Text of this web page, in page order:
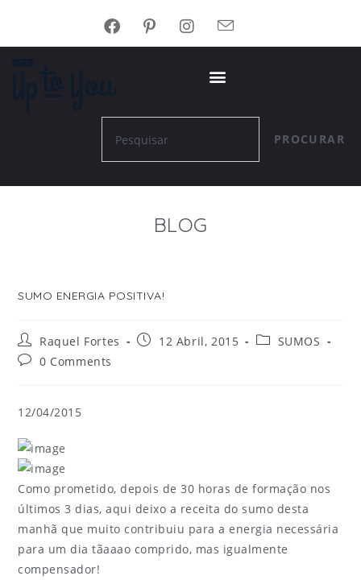
PROCURAR
BLOG
SUMO ENERGIA POSITIVA!
Raquel Fortes 12 Abril, 2015
SUMOS
0 Comments
12/04/2015
Como prometido, depois de 30 horas de formação nos
últimos 3 dias, aqui deixo a receita do sumo desta
manhã que muito contribuiu para a energia necessária
para um dia tãaaao comprido, mas igualmente
compensador!